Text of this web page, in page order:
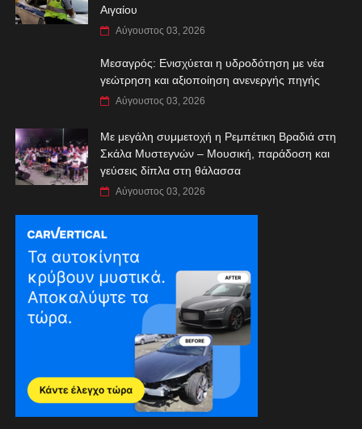
Αιγαίου
Αύγουστος 03, 2026
Μεσαγρός: Ενισχύεται η υδροδότηση με νέα
γεώτρηση και αξιοποίηση ανενεργής πηγής
Αύγουστος 03, 2026
Με μεγάλη συμμετοχή η Ρεμπέτικη Βραδιά στη
Σκάλα Μυστεγνών – Μουσική, παράδοση και
γεύσεις δίπλα στη θάλασσα
Αύγουστος 03, 2026